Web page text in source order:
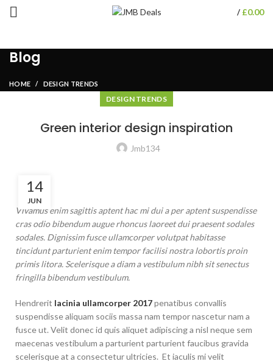
/ £0.00
Blog
HOME DESIGN TRENDS
DESIGN TRENDS
Green interior design inspiration
Jmb134
14
JUN
Vivamus enim sagittis aptent hac mi dui a per aptent suspendisse
cras odio bibendum augue rhoncus laoreet dui praesent sodales
sodales. Dignissim fusce ullamcorper volutpat habitasse
tincidunt parturient enim tempor facilisi nostra lobortis proin
primis litora. Scelerisque a diam a vestibulum nibh sit senectus
fringilla bibendum vestibulum.
Hendrerit lacinia ullamcorper 2017penatibus convallis
suspendisse aliquam sociis massa nam tempor nascetur nam a
fusce ut. Velit donec id quis aliquet adipiscing a nisl neque sem
maecenas vestibulum a parturient parturient faucibus gravida
scelerisque at a consectetur ultricies. Et iaculis mi velit